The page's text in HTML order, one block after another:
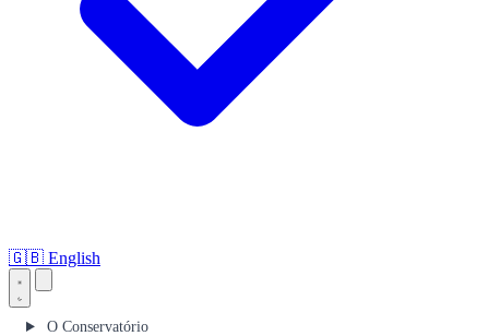
🇬🇧 English
O Conservatório